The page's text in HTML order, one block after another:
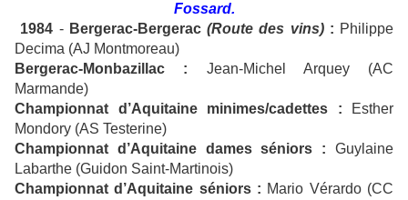
Fossard.
1984 - Bergerac-Bergerac (Route des vins): Philippe
Decima (AJ Montmoreau)
Bergerac-Monbazillac : Jean-Michel Arquey (AC
Marmande)
Championnat d’Aquitaine minimes/cadettes : Esther
Mondory (AS Testerine)
Championnat d’Aquitaine dames séniors : Guylaine
Labarthe (Guidon Saint-Martinois)
Championnat d’Aquitaine séniors : Mario Vérardo (CC